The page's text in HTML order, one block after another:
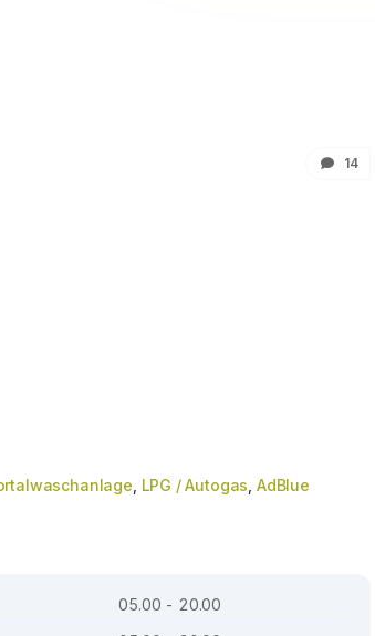
14
LPG / Autogas AdBlue
05.00 - 20.00